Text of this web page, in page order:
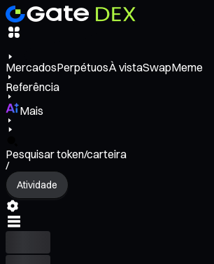
MercadosPerpétuosÀ vistaSwapMeme
Referência
Mais
Pesquisar token/carteira
/
Atividade